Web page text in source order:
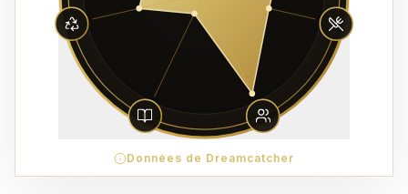
Données de Dreamcatcher